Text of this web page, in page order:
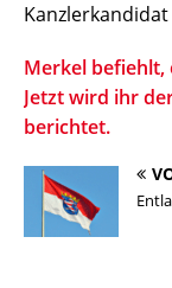
Merkel befiehlt,
Jetzt wird ihr
berichtet.